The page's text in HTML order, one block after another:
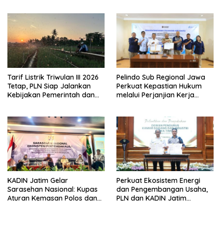
Tarif Listrik Triwulan III 2026
Tetap, PLN Siap Jalankan
Kebijakan Pemerintah dan
Pelindo Sub Regional Jawa
Perkuat Kepastian Hukum
melalui Perjanjian Kerja
KADIN Jatim Gelar
Sarasehan Nasional: Kupas
Aturan Kemasan Polos dan
Perkuat Ekosistem Energi
dan Pengembangan Usaha,
PLN dan KADIN Jatim